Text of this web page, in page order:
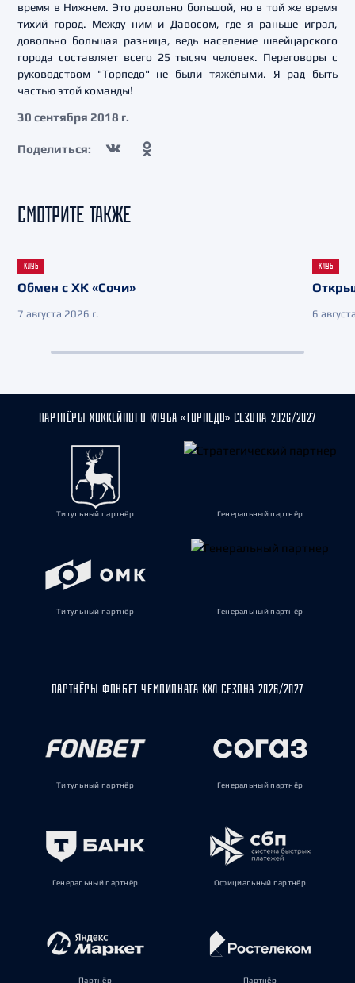
время в Нижнем. Это довольно большой, но в той же время
тихий город. Между ним и Давосом, где я раньше играл,
довольно большая разница, ведь население швейцарского
города составляет всего 25 тысяч человек. Переговоры с
руководством "Торпедо" не были тяжёлыми. Я рад быть
частью этой команды!
30 сентября 2018 г.
Поделиться:
СМОТРИТЕ ТАКЖЕ
КЛУБ
Обмен с ХК «Сочи»
7 августа 2026 г.
КЛУБ
6
ПАРТНЁРЫ ХОККЕЙНОГО КЛУБА «ТОРПЕДО» СЕЗОНА 2026/2027
Титульный партнёр Генеральный партнёр
Титульный партнёр Генеральный партнёр
ПАРТНЁРЫ ФОНБЕТ ЧЕМПИОНАТА КХЛ СЕЗОНА 2026/2027
Титульный партнёр Генеральный партнёр
Генеральный партнёр Официальный партнёр
Партнёр Партнёр